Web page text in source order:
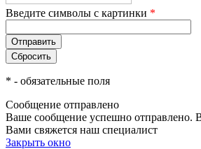
Введите символы с картинки *
* - обязательные поля
Сообщение отправлено
Ваше сообщение успешно отправлено.
Вами свяжется наш специалист
Закрыть окно